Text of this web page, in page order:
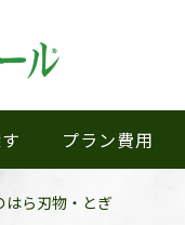
プラン費用
はら刃物・とぎ